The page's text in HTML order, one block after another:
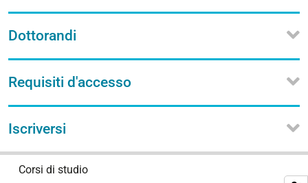
Dottorandi
Requisiti d'accesso
Iscriversi
Corsi di studio